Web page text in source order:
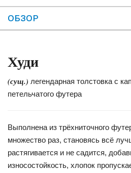
ОБЗОР
Худи
(сущ.) легендарная толстовка с
петельчатого футера
Выполнена из трёхниточного
множество раз, становясь всё
растягивается и не садится,
износостойкость, хлопок